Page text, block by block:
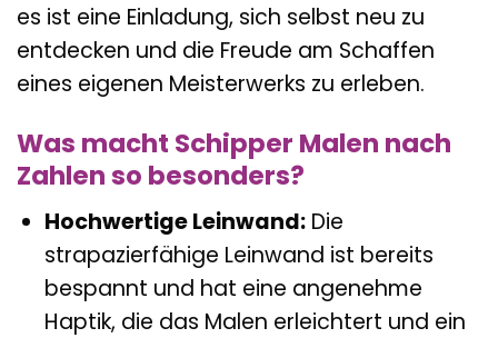
es ist eine Einladung, sich selbst neu zu
entdecken und die Freude am Schaffen
eines eigenen Meisterwerks zu erleben.
Was macht Schipper Malen nach
Zahlen so besonders?
Hochwertige Leinwand:Die
strapazierfähige Leinwand ist bereits
bespannt und hat eine angenehme
Haptik, die das Malen erleichtert und ein